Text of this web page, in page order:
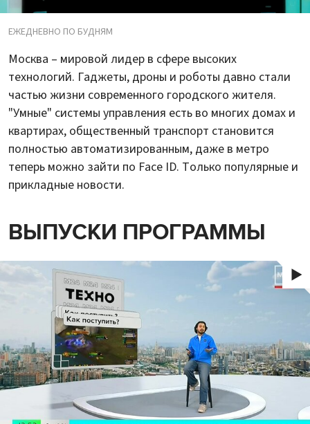
ЕЖЕДНЕВНО ПО БУДНЯМ
Москва – мировой лидер в сфере высоких
технологий. Гаджеты, дроны и роботы давно стали
частью жизни современного городского жителя.
"Умные" системы управления есть во многих домах и
квартирах, общественный транспорт становится
полностью автоматизированным, даже в метро
теперь можно зайти по Face ID. Только популярные и
прикладные новости.
ВЫПУСКИ ПРОГРАММЫ